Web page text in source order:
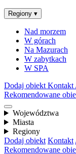
Regiony ▾
Nad morzem
W górach
Na Mazurach
W zabytkach
W SPA
Dodaj obiekt Kontakt
Rekomendowane
Województwa
Miasta
Regiony
Dodaj obiekt Kontakt
Rekomendowane